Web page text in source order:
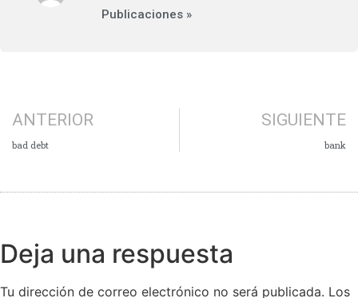
Publicaciones »
ANTERIOR
bad debt
SIGUIENTE
bank
Deja una respuesta
Tu dirección de correo electrónico no será publicada. Los